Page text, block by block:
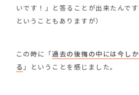
いです！」と答ることが出来たんで
ということもありますが）
この時に「過去の後悔の中には今し
る 」ということを感じました。